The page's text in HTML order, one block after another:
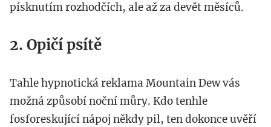
písknutím rozhodčích, ale až za devět měsíců.
2. Opičí psítě
Tahle hypnotická reklama Mountain Dew vás
možná způsobí noční můry. Kdo tenhle
fosforeskující nápoj někdy pil, ten dokonce uvěří